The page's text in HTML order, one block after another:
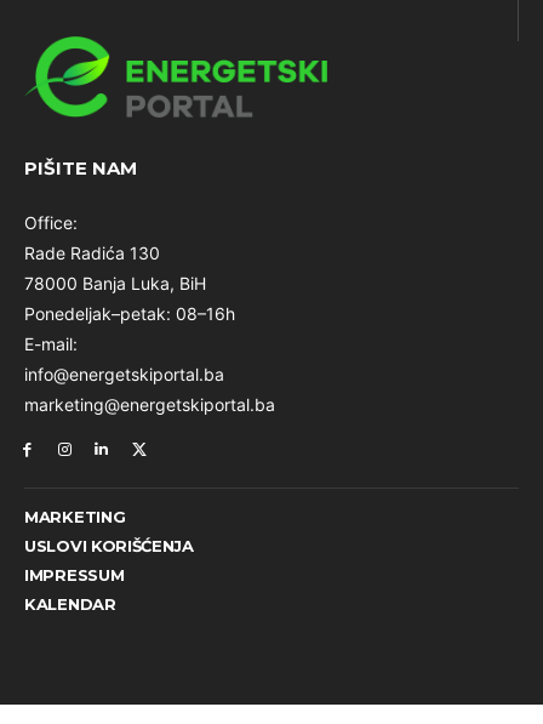
PIŠITE NAM
Office:
Rade Radića 130
78000 Banja Luka, BiH
Ponedeljak–petak: 08–16h
E-mail:
info@energetskiportal.ba
marketing@energetskiportal.ba
MARKETING
USLOVI KORIŠĆENJA
IMPRESSUM
KALENDAR